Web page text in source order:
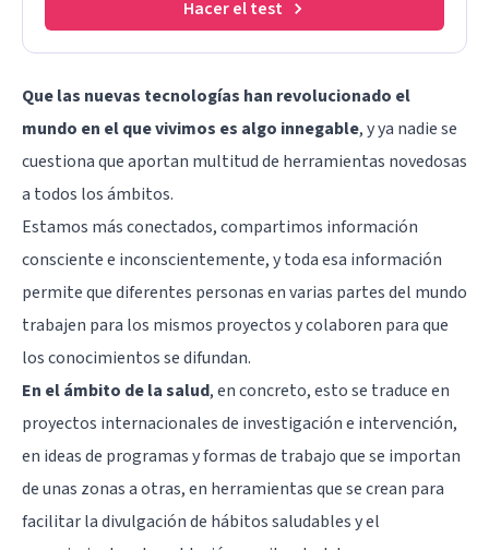
Hacer el test
Que las nuevas tecnologías han revolucionado el
mundo en el que vivimos es algo innegable, y ya nadie se
cuestiona que aportan multitud de herramientas novedosas
a todos los ámbitos.
Estamos más conectados, compartimos información
consciente e inconscientemente, y toda esa información
permite que diferentes personas en varias partes del mundo
trabajen para los mismos proyectos y colaboren para que
los conocimientos se difundan.
En el ámbito de la salud, en concreto, esto se traduce en
proyectos internacionales de investigación e intervención,
en ideas de programas y formas de trabajo que se importan
de unas zonas a otras, en herramientas que se crean para
facilitar la divulgación de hábitos saludables y el